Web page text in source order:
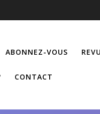
ABONNEZ-VOUS
CONTACT